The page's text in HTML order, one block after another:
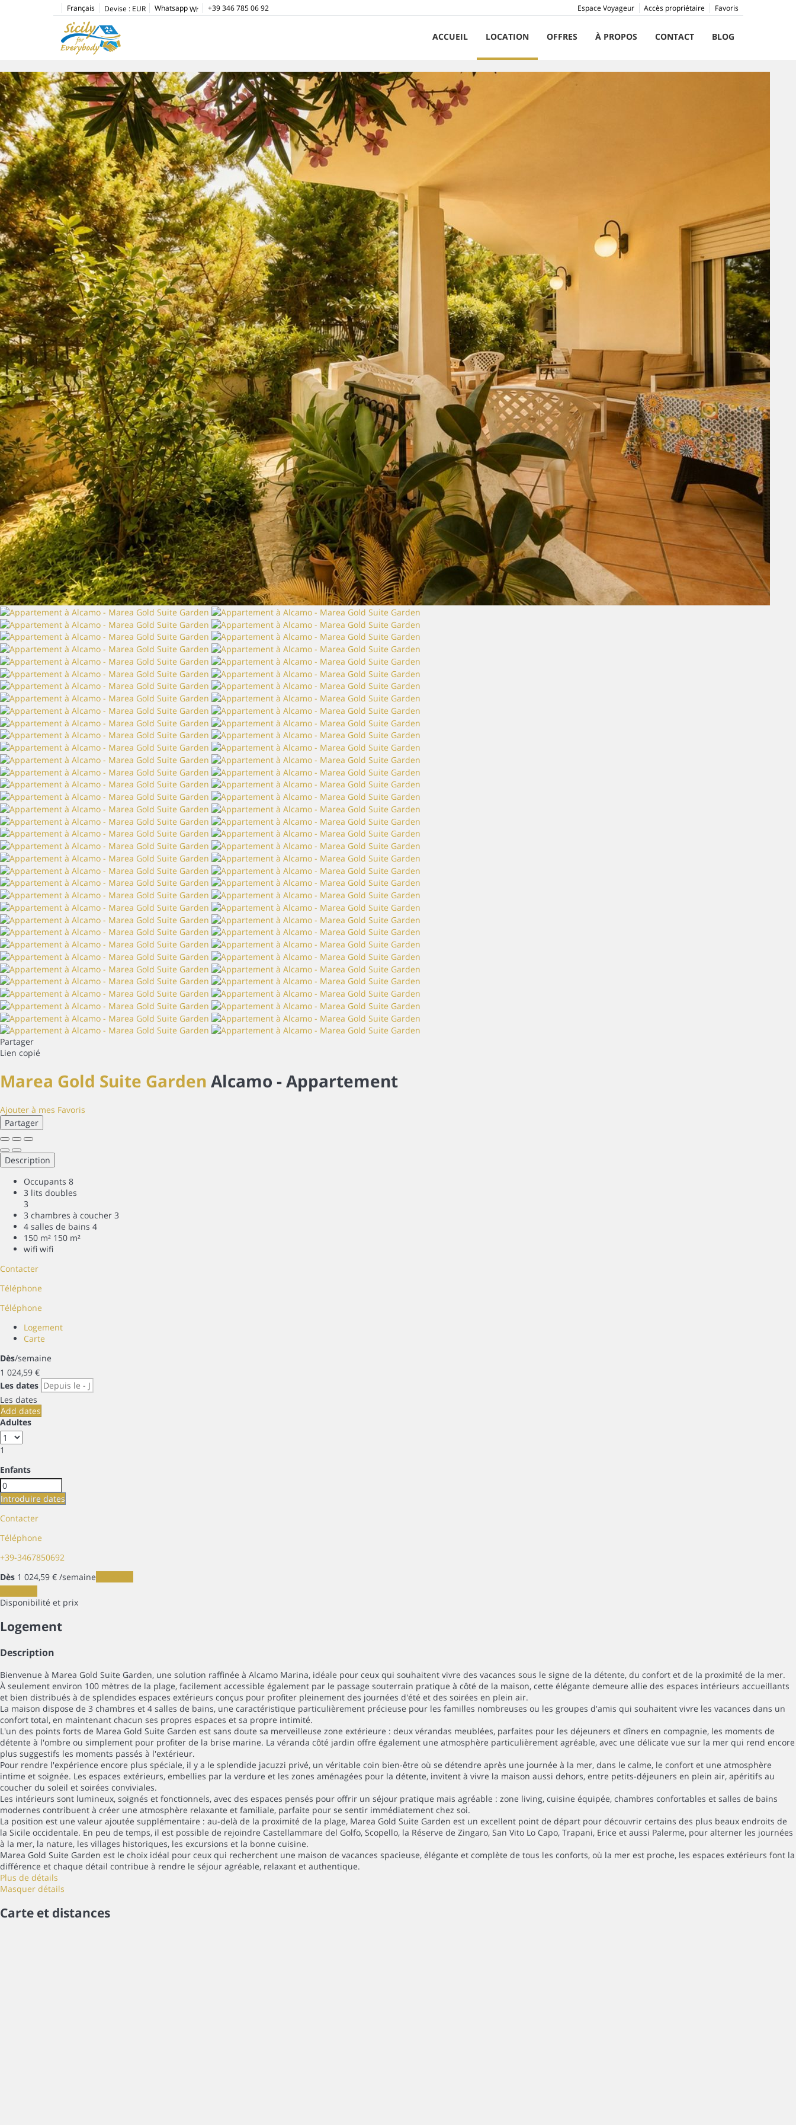
Français Devise : EUR Whatsapp +39 346 785 06 92 Favoris
Accès propriétaire
Espace Voyageur
ACCUEIL LOCATION OFFRES À PROPOS CONTACT BLOG
Partager
Lien copié
Marea Gold Suite Garden Alcamo -Appartement
Ajouter à mes Favoris
Partager
Description
Occupants 8
3 lits doubles
3
3 chambres à coucher 3
4 salles de bains 4
150 m² 150 m²
wifi wifi
Contacter
Téléphone
Téléphone
Logement
Carte
Dès/semaine
1 024,59 €
Les dates
Les dates
Add dates
Adultes
1
Enfants
Introduire dates
Contacter
Téléphone
+39-3467850692
Dès 1 024,59 € /semaine
Disponibilité et prix
Logement
Description
Bienvenue à Marea Gold Suite Garden, une solution raffinée à Alcamo Marina, idéale pour ceux qui souhaitent vivre des vacances sous le signe de la détente, du confort et de la proximité de la mer.
À seulement environ 100 mètres de la plage, facilement accessible également par le passage souterrain pratique à côté de la maison, cette élégante demeure allie des espaces intérieurs accueillants
et bien distribués à de splendides espaces extérieurs conçus pour profiter pleinement des journées d'été et des soirées en plein air.
La maison dispose de 3 chambres et 4 salles de bains, une caractéristique particulièrement précieuse pour les familles nombreuses ou les groupes d'amis qui souhaitent vivre les vacances dans un
confort total, en maintenant chacun ses propres espaces et sa propre intimité.
L'un des points forts de Marea Gold Suite Garden est sans doute sa merveilleuse zone extérieure : deux vérandas meublées, parfaites pour les déjeuners et dîners en compagnie, les moments de
détente à l'ombre ou simplement pour profiter de la brise marine. La véranda côté jardin offre également une atmosphère particulièrement agréable, avec une délicate vue sur la mer qui rend encore
plus suggestifs les moments passés à l'extérieur.
Pour rendre l'expérience encore plus spéciale, il y a le splendide jacuzzi privé, un véritable coin bien-être où se détendre après une journée à la mer, dans le calme, le confort et une atmosphère
intime et soignée. Les espaces extérieurs, embellies par la verdure et les zones aménagées pour la détente, invitent à vivre la maison aussi dehors, entre petits-déjeuners en plein air, apéritifs au
coucher du soleil et soirées conviviales.
Les intérieurs sont lumineux, soignés et fonctionnels, avec des espaces pensés pour offrir un séjour pratique mais agréable : zone living, cuisine équipée, chambres confortables et salles de bains
modernes contribuent à créer une atmosphère relaxante et familiale, parfaite pour se sentir immédiatement chez soi.
La position est une valeur ajoutée supplémentaire : au-delà de la proximité de la plage, Marea Gold Suite Garden est un excellent point de départ pour découvrir certains des plus beaux endroits de
la Sicile occidentale. En peu de temps, il est possible de rejoindre Castellammare del Golfo, Scopello, la Réserve de Zingaro, San Vito Lo Capo, Trapani, Erice et aussi Palerme, pour alterner les journées
à la mer, la nature, les villages historiques, les excursions et la bonne cuisine.
Marea Gold Suite Garden est le choix idéal pour ceux qui recherchent une maison de vacances spacieuse, élégante et complète de tous les conforts, où la mer est proche, les espaces extérieurs font la
différence et chaque détail contribue à rendre le séjour agréable, relaxant et authentique.
Plus de détails
Masquer détails
Carte et distances